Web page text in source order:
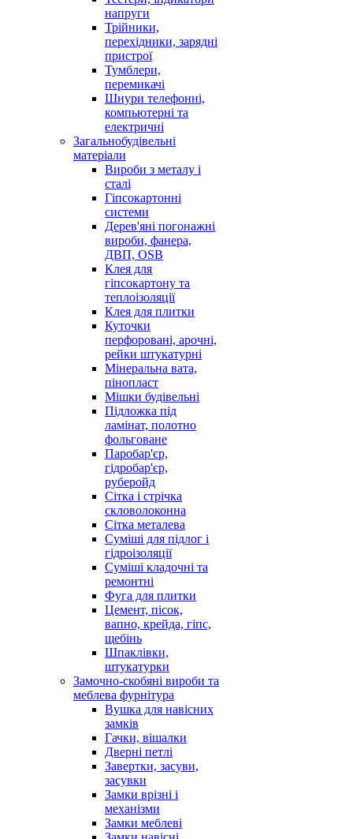
напруги
Трійники,
перехідники, зарядні
пристрої
Тумблери,
перемикачі
Шнури телефонні,
компьютерні та
електричні
Загальнобудівельні
матеріали
Вироби з металу і
сталі
Гіпсокартонні
системи
Дерев'яні погонажні
вироби, фанера,
ДВП, OSB
Клея для
гіпсокартону та
теплоізоляції
Клея для плитки
Куточки
перфоровані, арочні,
рейки штукатурні
Мінеральна вата,
пінопласт
Мішки будівельні
Підложка під
ламінат, полотно
фольговане
Паробар'єр,
гідробар'єр,
руберойд
Сітка і стрічка
скловолоконна
Сітка металева
Суміші для підлог і
гідроізоляції
Суміші кладочні та
ремонтні
Фуга для плитки
Цемент, пісок,
вапно, крейда, гіпс,
щебінь
Шпаклівки,
штукатурки
Замочно-скобяні вироби та
меблева фурнітура
Вушка для навісних
замків
Гачки, вішалки
Дверні петлі
Завертки, засуви,
засувки
Замки врізні і
механізми
Замки меблеві